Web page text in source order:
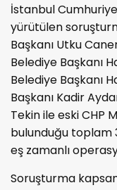
İstanbul
yürütülen
Başkanı Utku
Belediye Başkanı
Belediye Başkanı
Başkanı Kadir
Tekin ile eski CHP
bulunduğu toplam
eş zamanlı
Soruşturma